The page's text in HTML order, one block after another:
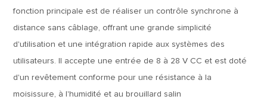
fonction principale est de réaliser un contrôle synchrone à
distance sans câblage, offrant une grande simplicité
d'utilisation et une intégration rapide aux systèmes des
utilisateurs. Il accepte une entrée de 8 à 28 V CC et est doté
d'un revêtement conforme pour une résistance à la
moisissure, à l'humidité et au brouillard salin